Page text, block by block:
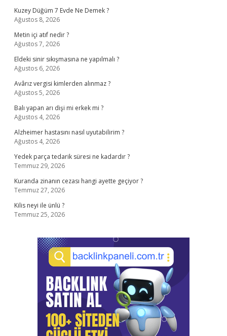
Kuzey Düğüm 7 Evde Ne Demek ?
Ağustos 8, 2026
Metin içi atıf nedir ?
Ağustos 7, 2026
Eldeki sinir sıkışmasına ne yapılmalı ?
Ağustos 6, 2026
Avârız vergisi kimlerden alınmaz ?
Ağustos 5, 2026
Balı yapan arı dişi mi erkek mi ?
Ağustos 4, 2026
Alzheimer hastasını nasıl uyutabilirim ?
Ağustos 4, 2026
Yedek parça tedarik süresi ne kadardır ?
Temmuz 29, 2026
Kuranda zinanın cezası hangi ayette geçiyor ?
Temmuz 27, 2026
Kilis neyi ile ünlü ?
Temmuz 25, 2026